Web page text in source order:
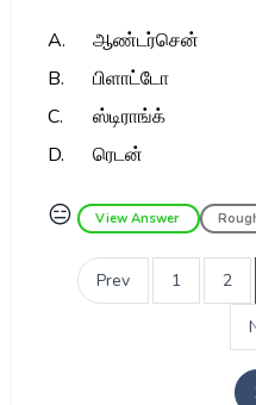
A.
ஆண்டர்சென்
B.
பிளாட்டோ
C.
ஸ்டிராங்க்
D.
ரெடன்
😑 View Answer
Prev 1 2